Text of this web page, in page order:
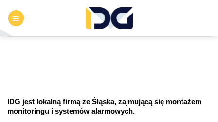
zawartości
IDG jest lokalną firmą ze Śląska, zajmującą się montażem
monitoringu i systemów alarmowych.